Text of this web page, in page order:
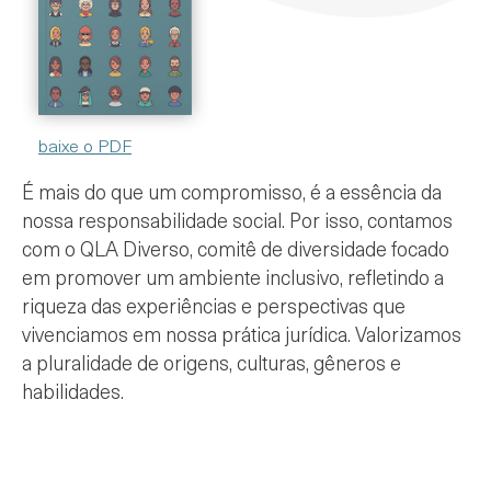
baixe o PDF
É mais do que um compromisso, é a essência da
nossa responsabilidade social. Por isso, contamos
com o QLA Diverso, comitê de diversidade focado
em promover um ambiente inclusivo, refletindo a
riqueza das experiências e perspectivas que
vivenciamos em nossa prática jurídica. Valorizamos
a pluralidade de origens, culturas, gêneros e
habilidades.